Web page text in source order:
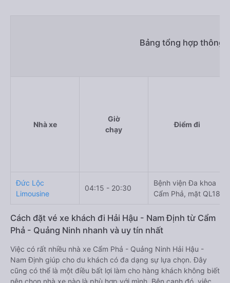
Bảng tổng hợp thông
Nhà xe
Giờ
chạy
Điểm đi
Đức Lộc
Limousine
04:15 - 20:30
Bệnh viện Đa khoa
Cẩm Phả, mặt QL18
Cách đặt vé xe khách đi Hải Hậu - Nam Định từ Cẩm
Phả - Quảng Ninh nhanh và uy tín nhất
Việc có rất nhiều nhà xe Cẩm Phả - Quảng Ninh Hải Hậu -
Nam Định giúp cho du khách có đa dạng sự lựa chọn. Đây
cũng có thể là một điều bất lợi làm cho hàng khách không biết